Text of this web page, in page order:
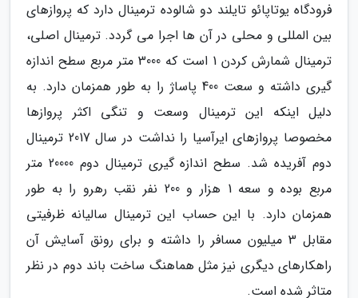
فرودگاه یوتاپائو تایلند دو شالوده ترمینال دارد که پروازهای
بین المللی و محلی در آن ها اجرا می گردد. ترمینال اصلی،
ترمینال شمارش کردن 1 است که 3000 متر مربع سطح اندازه
گیری داشته و سعت 400 پاساژ را به طور همزمان دارد. به
دلیل اینکه این ترمینال وسعت و تنگی اکثر پروازها
مخصوصا پروازهای ایرآسیا را نداشت در سال 2017 ترمینال
دوم آفریده شد. سطح اندازه گیری ترمینال دوم 20000 متر
مربع بوده و سعه 1 هزار و 200 نفر نقب رهرو را به طور
همزمان دارد. با این حساب این ترمینال سالیانه ظرفیتی
مقابل 3 میلیون مسافر را داشته و برای رونق آسایش آن
راهکارهای دیگری نیز مثل هماهنگ ساخت باند دوم در نظر
متاثر شده است.